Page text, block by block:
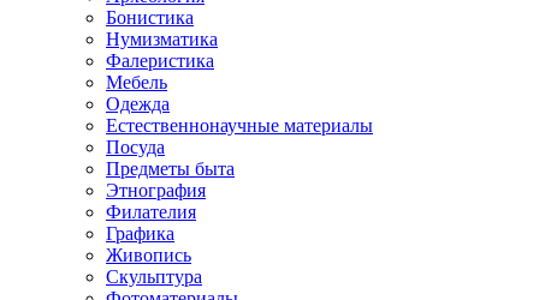
Бонистика
Нумизматика
Фалеристика
Мебель
Одежда
Естественнонаучные материалы
Посуда
Предметы быта
Этнография
Филателия
Графика
Живопись
Скульптура